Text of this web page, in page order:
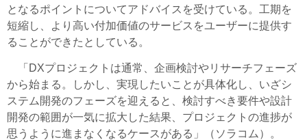
となるポイントについてアドバイスを受けている。工期を
短縮し、より高い付加価値のサービスをユーザーに提供す
ることができたとしている。
「DXプロジェクトは通常、企画検討やリサーチフェーズ
から始まる。しかし、実現したいことが具体化し、いざシ
ステム開発のフェーズを迎えると、検討すべき要件や設計
開発の範囲が一気に拡大した結果、プロジェクトの進捗が
思うように進まなくなるケースがある」（ソラコム）。